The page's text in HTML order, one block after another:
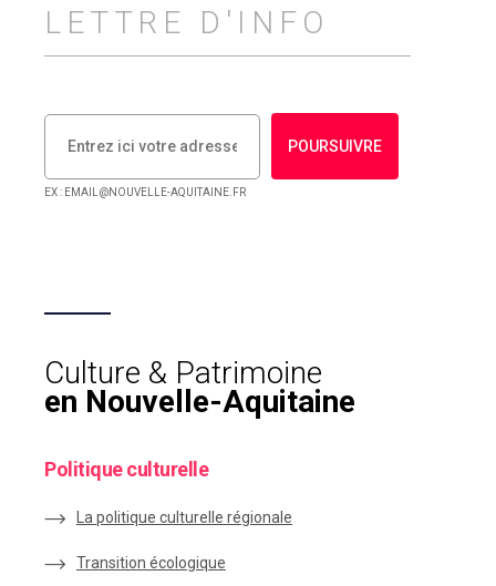
LETTRE D'INFO
POURSUIVRE
EX : EMAIL@NOUVELLE-AQUITAINE.FR
Culture & Patrimoine
en Nouvelle-Aquitaine
Politique culturelle
La politique culturelle régionale
Transition écologique